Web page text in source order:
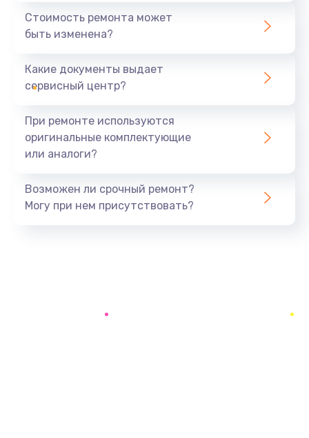
390 руб.
Замена разъёма наушников (гарнитуры)
Замена кнопок громкости
Заказать
Стоимость ремонта может
быть изменена?
Какие документы выдает
сервисный центр?
При ремонте используются
оригинальные комплектующие
или аналоги?
Возможен ли срочный ремонт?
Могу при нем присутствовать?